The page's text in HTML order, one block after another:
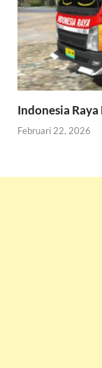
Indonesia
Februari 22, 2026